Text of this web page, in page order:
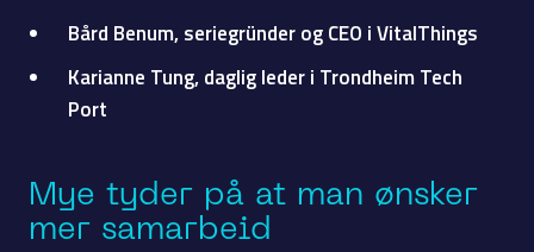
Bård Benum, seriegründer og CEO i VitalThings
Karianne Tung, daglig leder i Trondheim Tech
Port
Mye tyder på at man ønsker
mer samarbeid